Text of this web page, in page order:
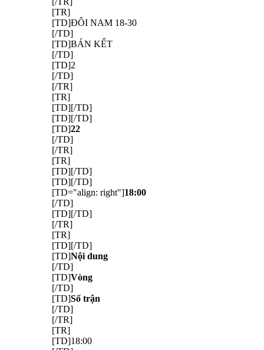
[TR]
[TD]ĐÔI NAM 18-30
[/TD]
[TD]BÁN KẾT
[/TD]
[TD]2
[/TD]
[/TR]
[TR]
[TD][/TD]
[TD][/TD]
[TD]22
[/TD]
[/TR]
[TR]
[TD][/TD]
[TD][/TD]
[TD="align: right"]18:00
[/TD]
[TD][/TD]
[/TR]
[TR]
[TD][/TD]
[TD]Nội dung
[/TD]
[TD]Vòng
[/TD]
[TD]Số trận
[/TD]
[/TR]
[TR]
[TD]18:00